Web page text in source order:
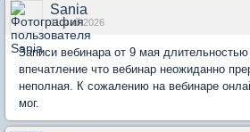
Sania
11 май 2026
Записи вебинара от 9 мая длительностью
впечатление что вебинар неожиданно
неполная. К сожалению на вебинаре
мог.